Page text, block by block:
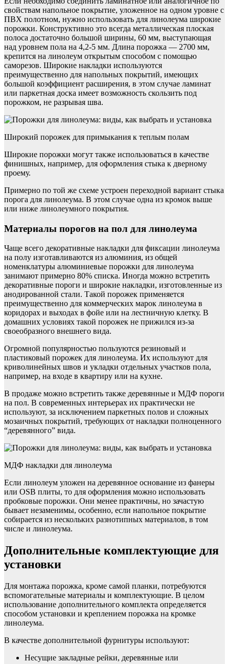
свойствам напольное покрытие, уложенное на одном уровне с
ПВХ полотном, нужно использовать для линолеума широкие
порожки. Конструктивно это всегда металлическая плоская
полоса достаточно большой ширины, 60 мм, выступающая
над уровнем пола на 4,2-5 мм. Длина порожка — 2700 мм,
крепится на линолеум открытым способом с помощью
саморезов. Широкие накладки используются
преимущественно для напольных покрытий, имеющих
большой коэффициент расширения, в этом случае ламинат
или паркетная доска имеет возможность скользить под
порожком, не разрывая шва.
Широкий порожек для примыкания к теплым полам
Широкие порожки могут также использоваться в качестве
финишных, например, для оформления стыка к дверному
проему.
Примерно по той же схеме устроен переходной вариант стыка
порога для линолеума. В этом случае одна из кромок выше
или ниже линолеумного покрытия.
Материалы порогов на пол для линолеума
Чаще всего декоративные накладки для фиксации линолеума
на полу изготавливаются из алюминия, из общей
номенклатуры алюминиевые порожки для линолеума
занимают примерно 80% списка. Иногда можно встретить
декоративные пороги и широкие накладки, изготовленные из
анодированной стали. Такой порожек применяется
преимущественно для коммерческих марок линолеума в
коридорах и выходах в фойе или на лестничную клетку. В
домашних условиях такой порожек не прижился из-за
своеобразного внешнего вида.
Огромной популярностью пользуются резиновый и
пластиковый порожек для линолеума. Их используют для
криволинейных швов и укладки отдельных участков пола,
например, на входе в квартиру или на кухне.
В продаже можно встретить также деревянные и МДФ пороги
на пол. В современных интерьерах их практически не
используют, за исключением паркетных полов и сложных
мозаичных покрытий, требующих от накладки полноценного
“деревянного” вида.
МДФ накладки для линолеума
Если линолеум уложен на деревянное основание из фанеры
или OSB плиты, то для оформления можно использовать
пробковые порожки. Они менее практичны, но зачастую
бывает незаменимы, особенно, если напольное покрытие
собирается из нескольких разнотипных материалов, в том
числе и линолеума.
Дополнительные комплектующие для
установки
Для монтажа порожка, кроме самой планки, потребуются
вспомогательные материалы и комплектующие. В целом
использование дополнительного комплекта определяется
способом установки и креплением порожка на кромке
линолеума.
В качестве дополнительной фурнитуры используют:
Несущие закладные рейки, деревянные или